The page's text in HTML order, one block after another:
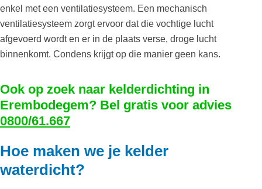
enkel met een ventilatiesysteem. Een mechanisch
ventilatiesysteem zorgt ervoor dat die vochtige lucht
afgevoerd wordt en er in de plaats verse, droge lucht
binnenkomt. Condens krijgt op die manier geen kans.
Ook op zoek naar kelderdichting in
Erembodegem? Bel gratis voor advies
0800/61.667
Hoe maken we je kelder
waterdicht?